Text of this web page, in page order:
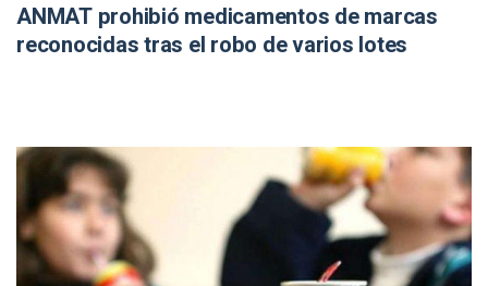
ANMAT prohibió medicamentos de marcas
reconocidas tras el robo de varios lotes